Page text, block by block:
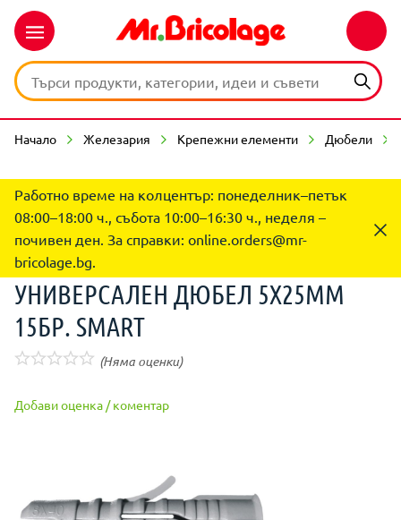
Начало Железария Крепежни елементи Дюбели
Работно време на колцентър: понеделник–петък
08:00–18:00 ч., събота 10:00–16:30 ч., неделя –
почивен ден. За справки: online.orders@mr-
bricolage.bg.
УНИВЕРСАЛЕН ДЮБЕЛ 5X25ММ
15БР. SMART
(Няма оценки)
Добави оценка / коментар